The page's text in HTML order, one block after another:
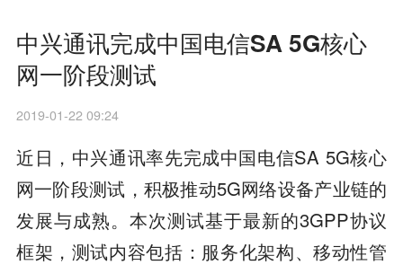
中兴通讯完成中国电信SA 5G核心
网一阶段测试
2019-01-22 09:24
近日，中兴通讯率先完成中国电信SA 5G核心
网一阶段测试，积极推动5G网络设备产业链的
发展与成熟。本次测试基于最新的3GPP协议
框架，测试内容包括：服务化架构、移动性管